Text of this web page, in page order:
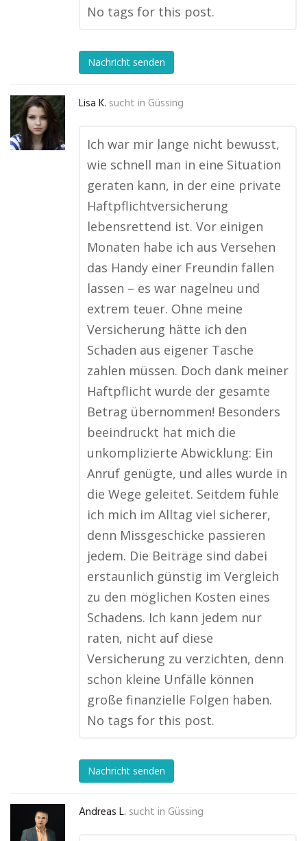
No tags for this post.
Nachricht senden
Lisa K. sucht in Güssing
Ich war mir lange nicht bewusst,
wie schnell man in eine Situation
geraten kann, in der eine private
Haftpflichtversicherung
lebensrettend ist. Vor einigen
Monaten habe ich aus Versehen
das Handy einer Freundin fallen
lassen – es war nagelneu und
extrem teuer. Ohne meine
Versicherung hätte ich den
Schaden aus eigener Tasche
zahlen müssen. Doch dank meiner
Haftpflicht wurde der gesamte
Betrag übernommen! Besonders
beeindruckt hat mich die
unkomplizierte Abwicklung: Ein
Anruf genügte, und alles wurde in
die Wege geleitet. Seitdem fühle
ich mich im Alltag viel sicherer,
denn Missgeschicke passieren
jedem. Die Beiträge sind dabei
erstaunlich günstig im Vergleich
zu den möglichen Kosten eines
Schadens. Ich kann jedem nur
raten, nicht auf diese
Versicherung zu verzichten, denn
schon kleine Unfälle können
große finanzielle Folgen haben.
No tags for this post.
Nachricht senden
Andreas L. sucht in Güssing